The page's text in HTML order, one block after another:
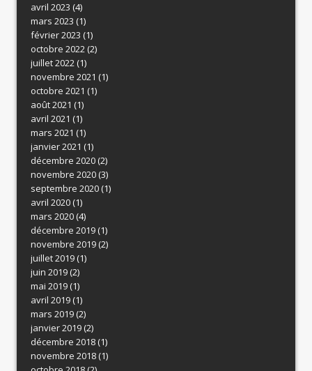
avril 2023 (4)
mars 2023 (1)
février 2023 (1)
octobre 2022(2)
juillet 2022(1)
novembre 2021 (1)
octobre 2021 (1)
août 2021 (1)
avril 2021 (1)
mars 2021 (1)
janvier 2021 (1)
décembre 2020(2)
novembre 2020(3)
septembre 2020(1)
avril 2020(1)
mars 2020(4)
décembre 2019(1)
novembre 2019(2)
juillet 2019(1)
juin 2019(2)
mai 2019(1)
avril 2019(1)
mars 2019(2)
janvier 2019(2)
décembre 2018(1)
novembre 2018(1)